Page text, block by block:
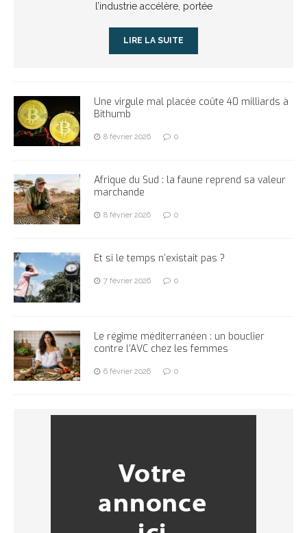
l’industrie accélère, portée
LIRE LA SUITE
Une virgule mal placée coûte 40 milliards à
Bithumb
8 février 2026 0
Afrique du Sud : la faune reprend sa valeur
marchande
8 février 2026 0
Et si le temps n’existait pas ?
7 février 2026 0
Le régime méditerranéen : un bouclier
contre l’AVC chez les femmes
6 février 2026 0